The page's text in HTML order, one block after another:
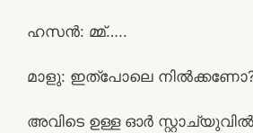
ഹസൻ: മ്മ്…..
മാളു: ഇത്പോലെ
അവിടെ ഉള്ള ഓർ